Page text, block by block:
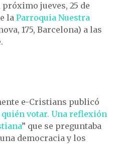
jueves, 25 de
laParroquia Nuestra
175, Barcelona) a las
e-Cristians publicó
quién votar. Una reflexión
” que se preguntaba
democracia y los